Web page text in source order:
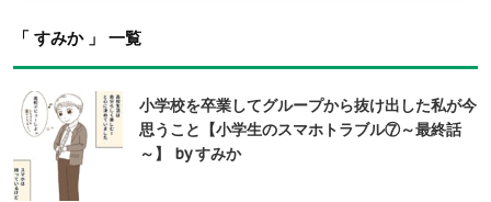
「 すみか 」 一覧
小学校を卒業してグループから抜け出した私が今
思うこと【小学生のスマホトラブル⑦～最終話
～】 by すみか